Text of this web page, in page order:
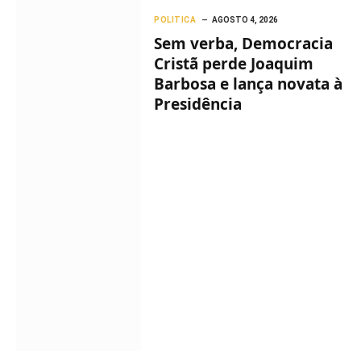
POLITICA AGOSTO 4, 2026
Sem verba, Democracia
Cristã perde Joaquim
Barbosa e lança novata à
Presidência